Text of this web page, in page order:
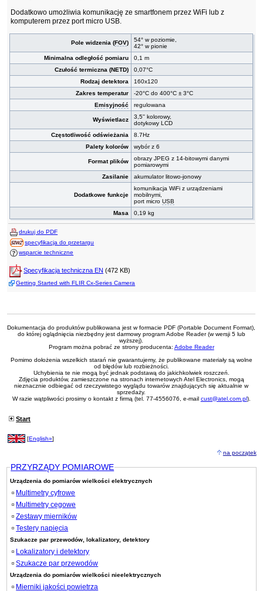
Dodatkowo umożliwia komunikację ze smartfonem przez WiFi lub z
komputerem przez port micro USB.
Pole widzenia (FOV)
54° w poziomie,
42° w pionie
Minimalna odległość pomiaru
0,1 m
Czułość termiczna (NETD)
0,07°C
Rodzaj detektora
160x120
Zakres temperatur
-20°C do 400°C ± 3°C
Emisyjność
regulowana
Wyświetlacz
3,5'' kolorowy,
dotykowy LCD
Częstotliwość odświeżania
8.7Hz
Palety kolorów
wybór z 6
Format plików
obrazy JPEG z 14-bitowymi danymi
pomiarowymi
Zasilanie
akumulator litowo-jonowy
Dodatkowe funkcje
komunikacja WiFi z urządzeniami
mobilnymi,
port microUSB
Masa
0,19 kg
drukuj do PDF
specyfikacja do przetargu
wsparcie techniczne
Specyfikacja techniczna EN (472 KB)
Getting Started with FLIR Cx-Series Camera
Dokumentacja do produktów publikowana jest w formacie PDF (Portable Document Format),
do której oglądnięcia niezbędny jest darmowy program Adobe Reader (w wersji 5 lub
wyższej).
Program można pobrać ze strony producenta: Adobe Reader
Pomimo dołożenia wszelkich starań nie gwarantujemy, że publikowane materiały są wolne
od błędów lub rozbieżności.
Uchybienia te nie mogą być jednak podstawą do jakichkolwiek roszczeń.
Zdjęcia produktów, zamieszczone na stronach internetowych Atel Electronics, mogą
nieznacznie odbiegać od rzeczywistego wyglądu towarów znajdujących się aktualnie w
sprzedaży.
W razie wątpliwości prosimy o kontakt z firmą (tel. 77-4556076, e-mail cust@atel.com.pl).
Start
[English»]
na początek
PRZYRZĄDY POMIAROWE
Urządzenia do pomiarów wielkości elektrycznych
Multimetry cyfrowe
Multimetry cęgowe
Zestawy mierników
Testery napięcia
Szukacze par przewodów, lokalizatory, detektory
Lokalizatory i detektory
Szukacze par przewodów
Urządzenia do pomiarów wielkości nieelektrycznych
Mierniki jakości powietrza